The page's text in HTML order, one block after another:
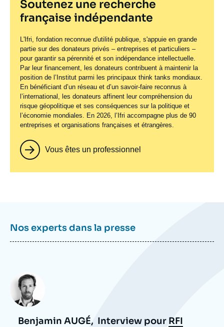
Soutenez une recherche
française indépendante
L'Ifri, fondation reconnue d'utilité publique, s'appuie en grande
partie sur des donateurs privés – entreprises et particuliers –
pour garantir sa pérennité et son indépendance intellectuelle.
Par leur financement, les donateurs contribuent à maintenir la
position de l’Institut parmi les principaux think tanks mondiaux.
En bénéficiant d’un réseau et d’un savoir-faire reconnus à
l’international, les donateurs affinent leur compréhension du
risque géopolitique et ses conséquences sur la politique et
l’économie mondiales. En 2026, l’Ifri accompagne plus de 90
entreprises et organisations françaises et étrangères.
Vous êtes un professionnel
Nos experts dans la presse
Photo
Benjamin AUGÉ, Interview pour RFI